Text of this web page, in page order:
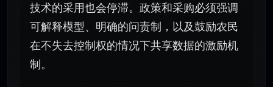
技术的采用也会停滞。政策和采购必须强调
可解释模型、明确的问责制，以及鼓励农民
在不失去控制权的情况下共享数据的激励机
制。